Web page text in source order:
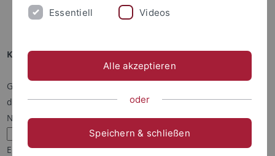
Kajakexkursion Vorderrhein (Ilanz, CH)
Kontakt mit Jörg Albers aufnehmen:
Geben Sie Ihren Namen und Ihre Email-Adresse an,
damit Jörg Albers Ihnen antworten kann.
Name:*
Email:*
Essentiell Videos
Alle akzeptieren
oder
Speichern & schließen